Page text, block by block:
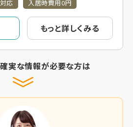
応 入居時費用0円
もっと詳しくみる
確実な情報が必要な方は